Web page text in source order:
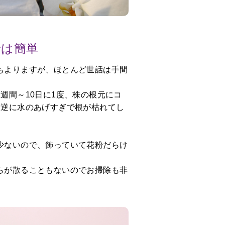
簡単
りますが、ほとんど世話は手間
間～10日に1度、株の根元にコ
に水のあげすぎで根が枯れてし
ないので、飾っていて花粉だらけ
が散ることもないのでお掃除も非